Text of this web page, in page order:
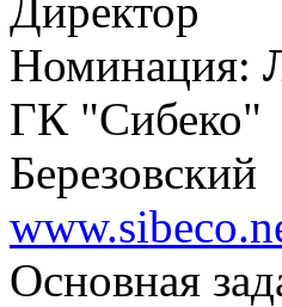
Директор
Номинация:
ГК "Сибеко"
Березовский
Основная